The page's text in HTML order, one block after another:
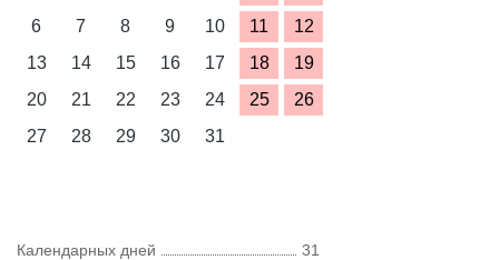
6
7 8 9 10 11
12
13
14 15 16 17 18
19
20
21 22 23 24 25
26
27
28 29 30 31
Календарных дней
31